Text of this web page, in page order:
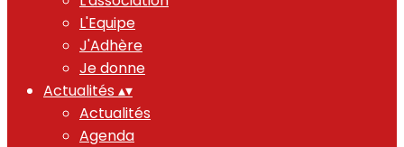
L'Equipe
J'Adhère
Je donne
Actualités ▴▾
Actualités
Agenda